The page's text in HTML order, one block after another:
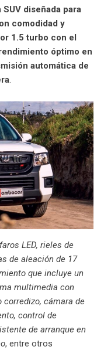
SUV diseñada para
comodidad y
1.5 turbo con el
óptimo en
automática de
.
LED, rieles de
de aleación de 17
que incluye un
multimedia con
cámara de
control de
de arranque en
, entre otros